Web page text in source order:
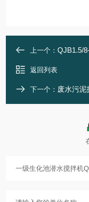
上一个： QJB1.5/
返回列表
下一个： 废水污泥